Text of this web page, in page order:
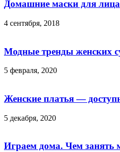
Домашние маски для лица
4 сентября, 2018
Модные тренды женских
5 февраля, 2020
Женские платья —
5 декабря, 2020
Играем дома. Чем